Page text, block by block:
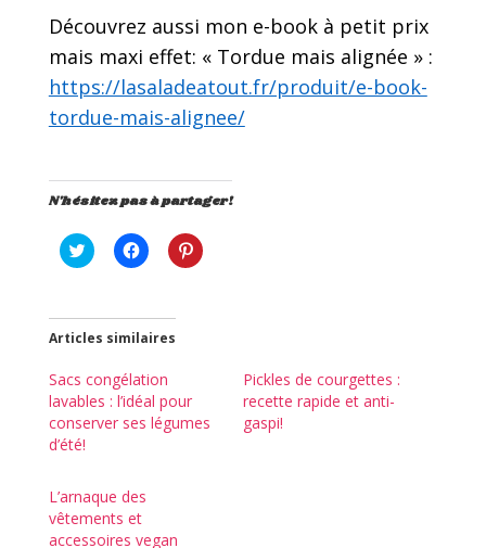
Découvrez aussi mon e-book à petit prix
mais maxi effet: « Tordue mais alignée » :
https://lasaladeatout.fr/produit/e-book-
tordue-mais-alignee/
N'hésitez pas à partager!
C
l
e
z
p
u
r
p
a
r
r
s
u
r
C
l
e
z
p
u
r
p
a
r
r
s
u
r
C
l
a
r
Articles similaires
Sacs congélation
lavables : l’idéal pour
conserver ses légumes
d’été!
Pickles de courgettes :
recette rapide et anti-
gaspi!
L’arnaque des
vêtements et
accessoires vegan